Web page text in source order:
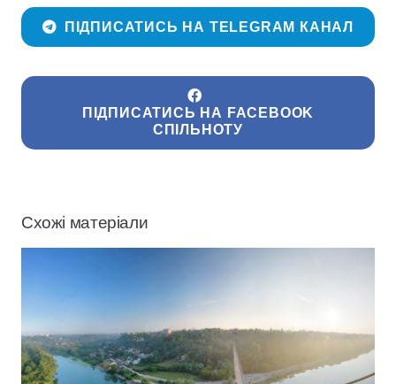
ПІДПИСАТИСЬ НА TELEGRAM КАНАЛ
ПІДПИСАТИСЬ НА FACEBOOK
СПІЛЬНОТУ
Схожі матеріали